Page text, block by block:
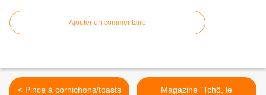
Ajouter un commentaire
< Pince à cornichons/toasts
Magazine "Tchô, le